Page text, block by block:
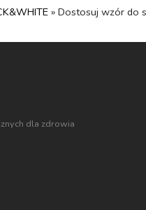
» Dostosuj wzór do
dla zdrowia